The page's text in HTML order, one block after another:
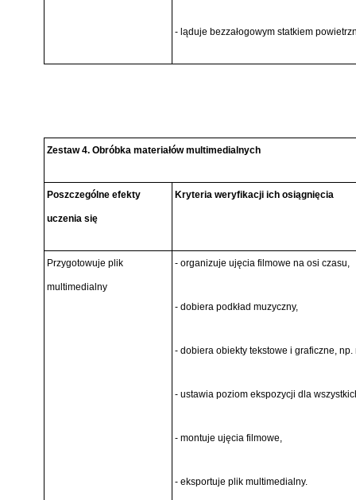
- ląduje bezzałogowym statkiem
Zestaw 4. Obróbka materiałów multimedialnych
Poszczególne efekty
uczenia się
Kryteria weryfikacji ich osiągnięcia
Przygotowuje plik
multimedialny
- organizuje ujęcia filmowe na osi czasu,
- dobiera podkład muzyczny,
- dobiera obiekty tekstowe i graficzne, np.
- ustawia poziom ekspozycji dla
- montuje ujęcia filmowe,
- eksportuje plik multimedialny.